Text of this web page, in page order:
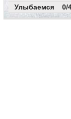
Улыбаемся 0/